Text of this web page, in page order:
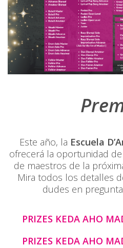
Este año, la Escuela
ofrecerá la oportunidad
de maestros de la próxima
Mira todos los detalles
dudes en
PRIZES KEDA AHO
PRIZES KEDA AHO